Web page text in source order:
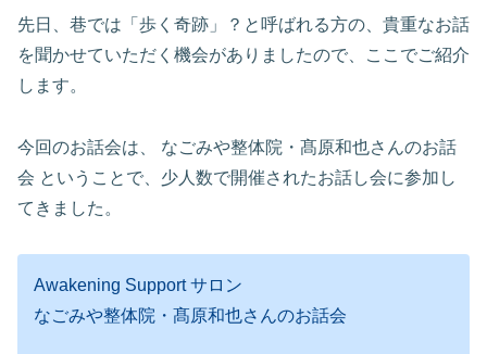
先日、巷では「歩く奇跡」？と呼ばれる方の、貴重なお話
を聞かせていただく機会がありましたので、ここでご紹介
します。
今回のお話会は、 なごみや整体院・髙原和也さんのお話
会 ということで、少人数で開催されたお話し会に参加し
てきました。
Awakening Support サロン
なごみや整体院・髙原和也さんのお話会